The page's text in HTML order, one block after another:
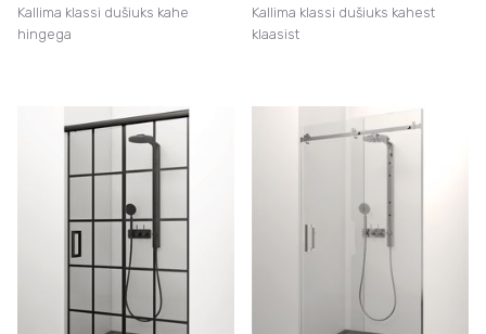
Kallima klassi dušiuks kahe
hingega
Kallima klassi dušiuks kahest
klaasist